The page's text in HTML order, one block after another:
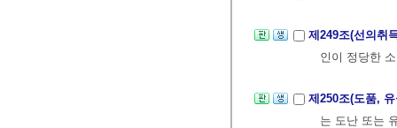
제249조(선의취
인이 정당한
제250조(도품,
는 도난 또는